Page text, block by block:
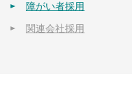
障がい者採用
関連会社採用